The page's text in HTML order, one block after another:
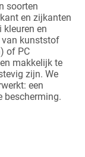
soorten
en zijkanten
kleuren en
van kunststof
of PC
makkelijk te
zijn. We
een
bescherming.